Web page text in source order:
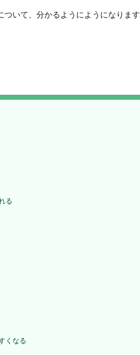
ついて、分かるようにようになります
る
くなる